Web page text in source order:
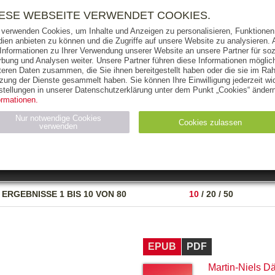
AUSGABEART AUS DER REIHE
ERGEBNISSE1 BIS 10 VON 80 10 / 20 / 50
EPUB
PDF
Martin-Niels
AUDIO-CDS MP3 NON-BOOKS
AUTOREN VERLAG
RIGHTS PRESSE HANDEL FÜR UNTERNEHMEN
WEBSEITE VERWENDET COOKIES.
Cookies, um Inhalte und Anzeigen zu personalisieren,
anbieten zu können und die Zugriffe auf unsere Website zu analysieren.
zu Ihrer Verwendung unserer Website an unsere Partner für
und Analysen weiter. Unsere Partner führen diese Informationen
Daten zusammen, die Sie ihnen bereitgestellt haben oder die sie im
der Dienste gesammelt haben. Sie können Ihre Einwilligung jederzeit
in unserer Datenschutzerklärung unter dem Punkt „Cookies“
Nur notwendige Cookies
verwenden
Cookies zulassen
Anbieter Zweck
gabal-
Wird für die Speicherung der Benutzer-Session verwendet